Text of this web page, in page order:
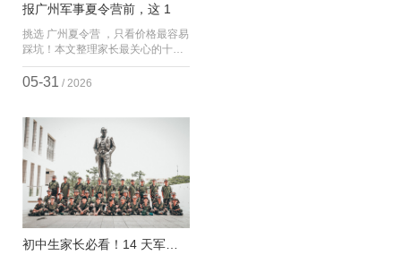
报广州军事夏令营前，这 1
挑选 广州夏令营 ，只看价格最容易
踩坑！本文整理家长最关心的十大
核心问题，结合正规 广州夏令营机
构 标准，把资质认证、安全保障、
05-31 / 2026
初中生家长必看！14 天军事夏